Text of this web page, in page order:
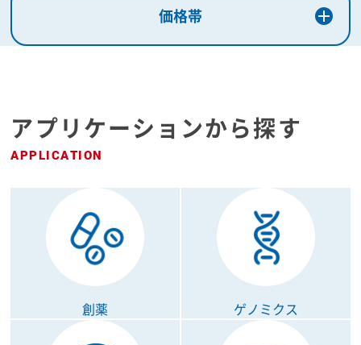
価格帯
アプリケーションから探す
APPLICATION
創薬 ゲノミクス